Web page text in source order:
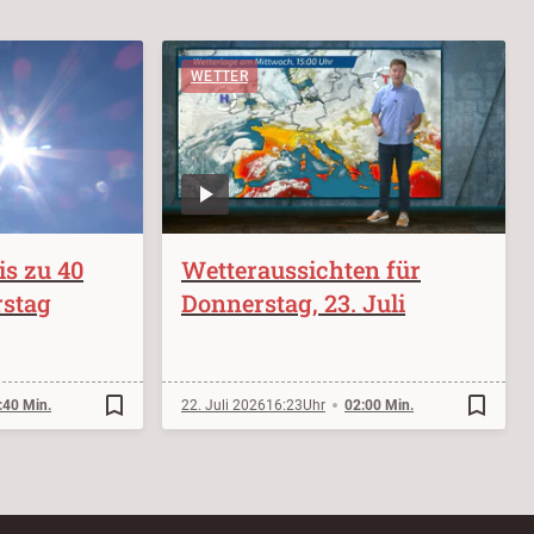
zu 40
Min. bookmark_border
WETTER
Wetteraussichten für
Donnerstag, 23. Juli
22. Juli 202616:23 02:00 Min. bookmark_border